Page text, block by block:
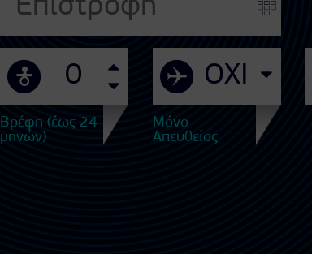
Βρέφη (έως 24
μηνών)
Μόνο
Απευθείας